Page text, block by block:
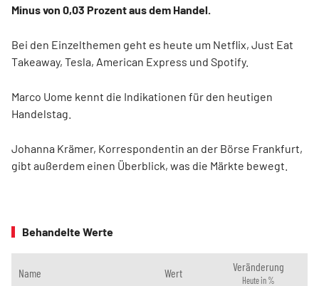
Minus von 0,03 Prozent aus dem Handel.
Bei den Einzelthemen geht es heute um Netflix, Just Eat
Takeaway, Tesla, American Express und Spotify.
Marco Uome kennt die Indikationen für den heutigen
Handelstag.
Johanna Krämer, Korrespondentin an der Börse Frankfurt,
gibt außerdem einen Überblick, was die Märkte bewegt.
Behandelte Werte
Name Wert Veränderung
Heute in %